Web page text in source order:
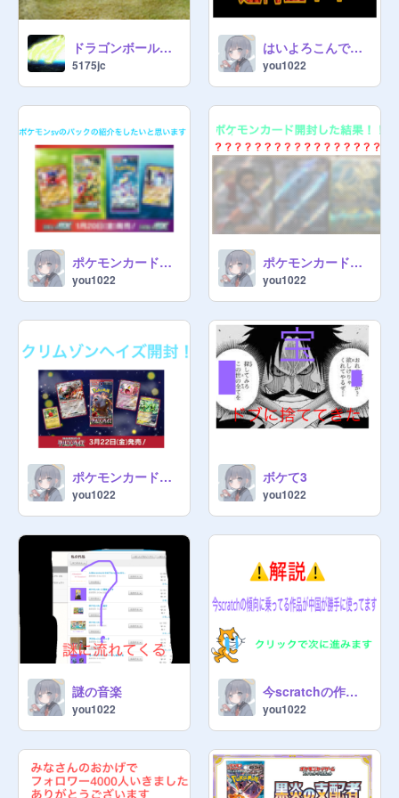
ドラゴンボールアニメ(グーグル)
5175jc
はいよろこんで逆再生(ﾟ∀ﾟ)ｱﾋｬ
you1022
ポケモンカード紹介
you1022
ポケモンカード開封します（まさかの• • •のカード）
you1022
ポケモンカードクリムゾンヘイズ開封神回w
you1022
ボケて3
you1022
謎の音楽
you1022
今scratchの作品が悪用されることについて解説します
you1022